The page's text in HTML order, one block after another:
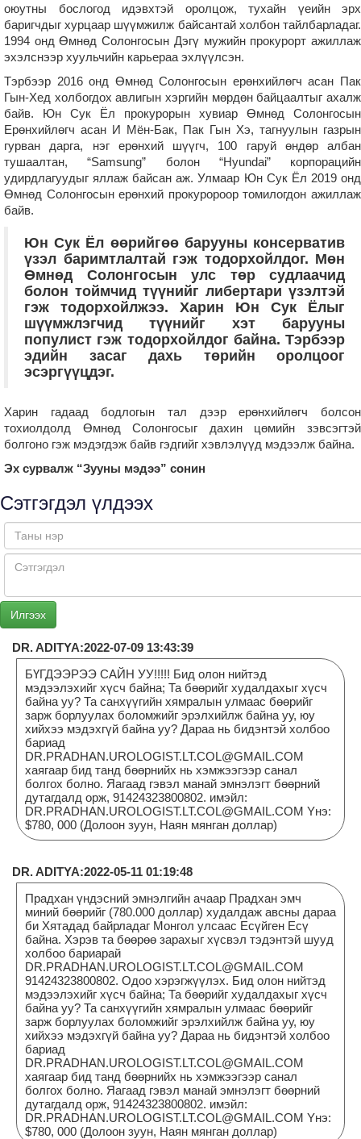
оюутны бослогод идэвхтэй оролцож, тухайн үеийн эрх
баригчдыг хурцаар шүүмжилж байсантай холбон тайлбарладаг.
1994 онд Өмнөд Солонгосын Дэгү мужийн прокурорт ажиллаж
эхэлснээр хуульчийн карьераа эхлүүлсэн.
Тэрбээр 2016 онд Өмнөд Солонгосын ерөнхийлөгч асан Пак
Гын-Хед холбогдох авлигын хэргийн мөрдөн байцаалтыг ахалж
байв. Юн Сук Ёл прокурорын хувиар Өмнөд Солонгосын
Ерөнхийлөгч асан И Мён-Бак, Пак Гын Хэ, тагнуулын газрын
гурван дарга, нэг ерөнхий шүүгч, 100 гаруй өндөр албан
тушаалтан, “Samsung” болон “Hyundai” корпорацийн
удирдлагуудыг яллаж байсан аж. Улмаар Юн Сук Ёл 2019 онд
Өмнөд Солонгосын ерөнхий прокуророор томилогдон ажиллаж
байв.
Юн Сук Ёл өөрийгөө барууны консерватив
үзэл баримтлалтай гэж тодорхойлдог. Мөн
Өмнөд Солонгосын улс төр судлаачид
болон тоймчид түүнийг либертари үзэлтэй
гэж тодорхойлжээ. Харин Юн Сук Ёлыг
шүүмжлэгчид түүнийг хэт барууны
популист гэж тодорхойлдог байна. Тэрбээр
эдийн засаг дахь төрийн оролцоог
эсэргүүцдэг.
Харин гадаад бодлогын тал дээр ерөнхийлөгч болсон
тохиолдолд Өмнөд Солонгосыг дахин цөмийн зэвсэгтэй
болгоно гэж мэдэгдэж байв гэдгийг хэвлэлүүд мэдээлж байна.
Эх сурвалж “Зууны мэдээ” сонин
Сэтгэгдэл үлдээх
DR. ADITYA:2022-07-09 13:43:39
БҮГДЭЭРЭЭ САЙН УУ!!!!! Бид олон нийтэд
мэдээлэхийг хүсч байна; Та бөөрийг худалдахыг хүсч
байна уу? Та санхүүгийн хямралын улмаас бөөрийг
зарж борлуулах боломжийг эрэлхийлж байна уу, юу
хийхээ мэдэхгүй байна уу? Дараа нь бидэнтэй холбоо
бариад
DR.PRADHAN.UROLOGIST.LT.COL@GMAIL.COM
хаягаар бид танд бөөрнийх нь хэмжээгээр санал
болгох болно. Яагаад гэвэл манай эмнэлэгт бөөрний
дутагдалд орж, 91424323800802. имэйл:
DR.PRADHAN.UROLOGIST.LT.COL@GMAIL.COM Yнэ:
$780, 000 (Долоон зуун, Наян мянган доллар)
DR. ADITYA:2022-05-11 01:19:48
Прадхан үндэсний эмнэлгийн ачаар Прадхан эмч
миний бөөрийг (780.000 доллар) худалдаж авсны дараа
би Хятадад байрладаг Монгол улсаас Есүйген Есү
байна. Хэрэв та бөөрөө зарахыг хүсвэл тэдэнтэй шууд
холбоо бариарай
DR.PRADHAN.UROLOGIST.LT.COL@GMAIL.COM
91424323800802. Одоо хэрэгжүүлэх. Бид олон нийтэд
мэдээлэхийг хүсч байна; Та бөөрийг худалдахыг хүсч
байна уу? Та санхүүгийн хямралын улмаас бөөрийг
зарж борлуулах боломжийг эрэлхийлж байна уу, юу
хийхээ мэдэхгүй байна уу? Дараа нь бидэнтэй холбоо
бариад
DR.PRADHAN.UROLOGIST.LT.COL@GMAIL.COM
хаягаар бид танд бөөрнийх нь хэмжээгээр санал
болгох болно. Яагаад гэвэл манай эмнэлэгт бөөрний
дутагдалд орж, 91424323800802. имэйл:
DR.PRADHAN.UROLOGIST.LT.COL@GMAIL.COM Yнэ:
$780, 000 (Долоон зуун, Наян мянган доллар)